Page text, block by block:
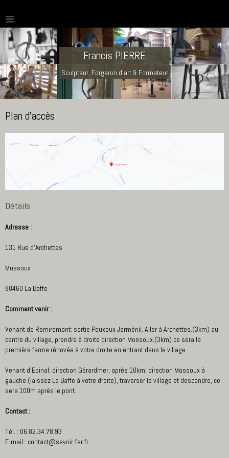
Francis PIERRE
Sculpteur, Forgeron d'art & Formateur
Plan d'accès
Détails
Adresse :
131 Rue d'Archettes
Mossoux
88460 La Baffe
Comment venir :
Venant de Remiremont: sortie Pouxeux Jarmènil. Aller à Archettes.(3km) au
centre du village, prendre à droite direction Mossoux.(3km) ce sera la
première ferme rénovée à votre droite en entrant dans le village.
Venant d'Epinal: direction Gérardmer, après 10km, direction Mossoux à
gauche (laissez La Baffe à votre droite), traverser le village et descendre, ce
sera 100m après le pont.
Contact :
Tél. : 06.82.34.78.93
E-mail : contact@savoir-fer.fr